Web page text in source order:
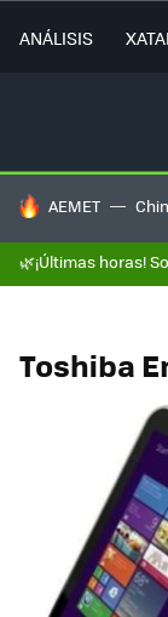
ANÁLISIS
HOY SE HABLA
AEMET
🌿¡Últimas horas!
Toshiba